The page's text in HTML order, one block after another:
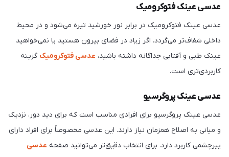
عدسی عینک فتوکرومیک
عدسی عینک فتوکرومیک در برابر نور خورشید تیره می‌شود و در محیط
داخلی شفاف‌تر می‌گردد. اگر زیاد در فضای بیرون هستید یا نمی‌خواهید
عینک طبی و آفتابی جداگانه داشته باشید، عدسی فتوکرومیک گزینه
کاربردی‌تری است.
عدسی عینک پروگرسیو
عدسی عینک پروگرسیو برای افرادی مناسب است که برای دید دور، نزدیک
و میانی به اصلاح همزمان نیاز دارند. این عدسی مخصوصاً برای افراد دارای
پیرچشمی کاربرد دارد. برای انتخاب دقیق‌تر می‌توانید صفحه عدسی